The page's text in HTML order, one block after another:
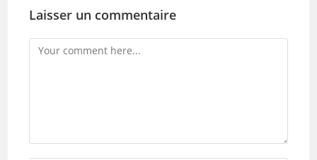
Laisser un commentaire